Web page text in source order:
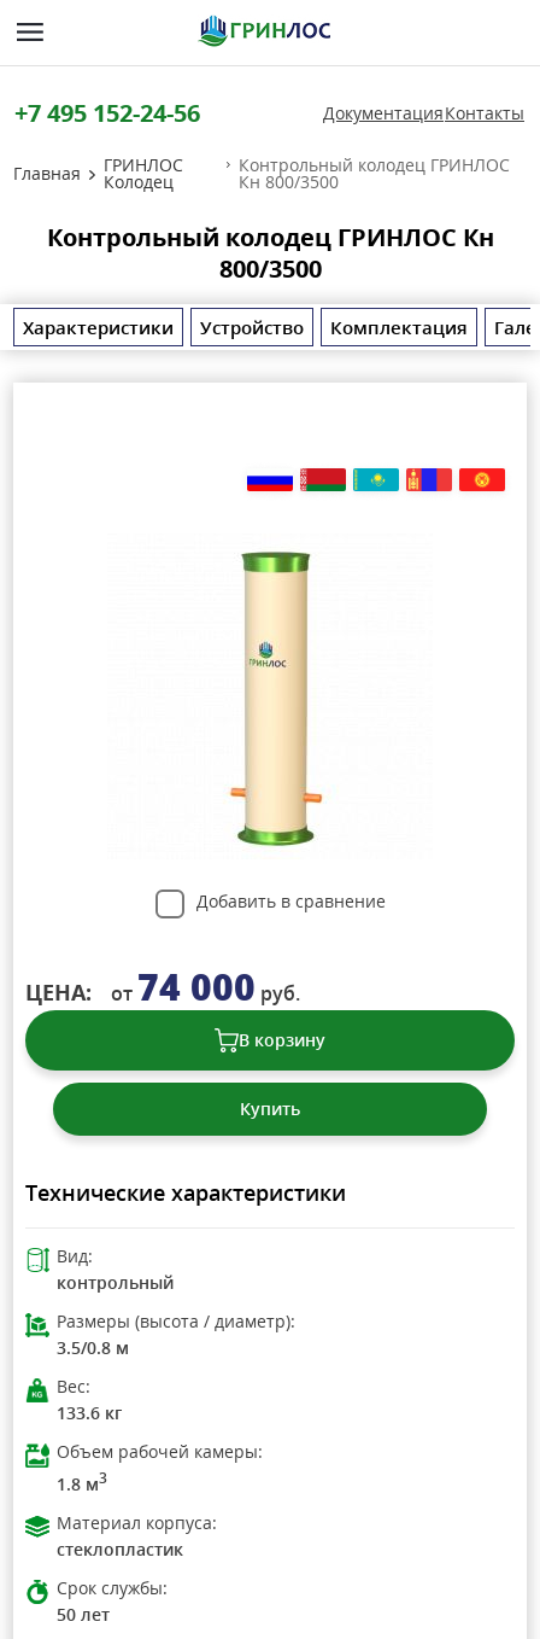
+7 495 152-24-56 ДокументацияКонтакты
Главная ГРИНЛОС
Колодец
Контрольный колодец ГРИНЛОС
Кн 800/3500
Контрольный колодец ГРИНЛОС Кн
800/3500
Характеристики Устройство Комплектация
Добавить в сравнение
ЦЕНА: от 74 000 руб.
В корзину
Купить
Технические характеристики
Вид:
контрольный
Размеры (высота / диаметр):
3.5/0.8 м
Вес:
133.6 кг
Объем рабочей камеры:
1.8 м3
Материал корпуса:
стеклопластик
Срок службы:
50 лет